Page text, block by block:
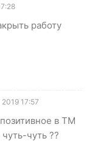
работу
17:57
в ТМ
чуть ??